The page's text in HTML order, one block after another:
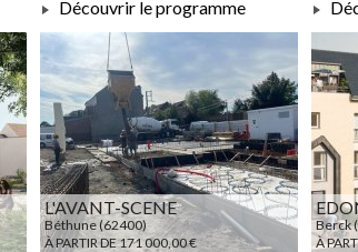
À PARTIR DE 199 000,00 €
Découvrir le programme
À
L'AVANT-SCENE
Béthune (62400)
À PARTIR DE 171 000,00 €
Berck
À